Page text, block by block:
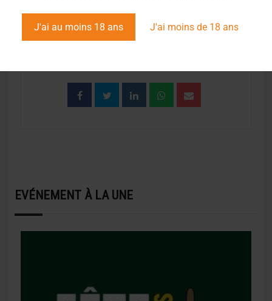
J'ai au moins 18 ans J'ai moins de 18 ans
EVÉNEMENT À LA UNE